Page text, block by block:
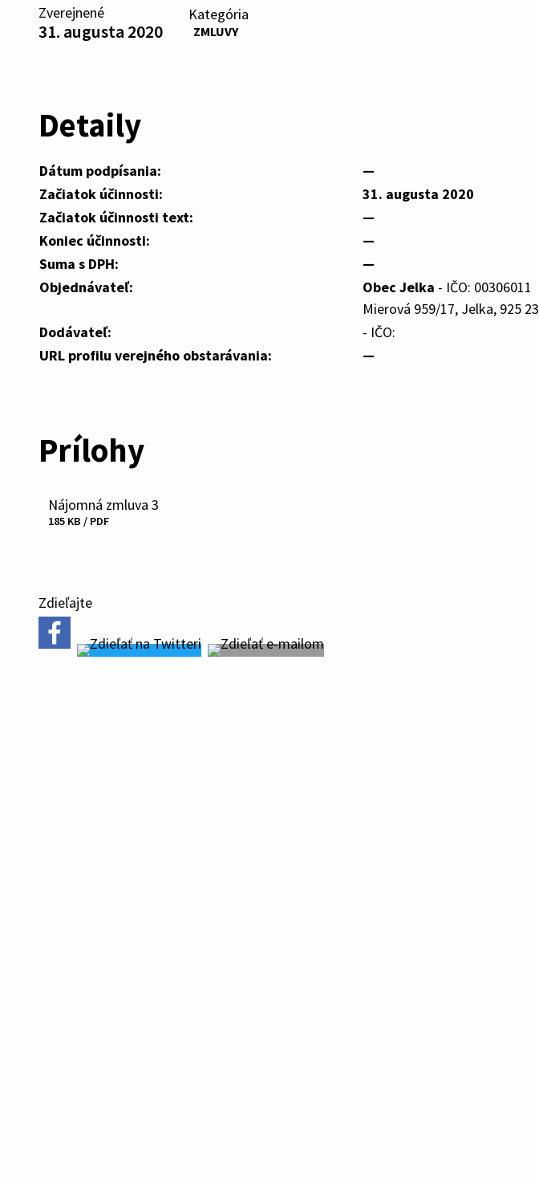
Zverejnené
31. augusta 2020
Kategória
ZMLUVY
Detaily
Dátum podpísania:
—
Začiatok účinnosti:
31. augusta 2020
Začiatok účinnosti text:
—
Koniec účinnosti:
—
Suma s DPH:
—
Objednávateľ:
Obec Jelka - IČO: 00306011
Mierová 959/17, Jelka, 925 23
Dodávateľ:
- IČO:
URL profilu verejného obstarávania:
—
Prílohy
Stiahnuť
Nájomná zmluva 3
185 KB / PDF
Zdieľajte